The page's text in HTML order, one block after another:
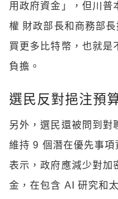
用政府資金」，但川普
權 財政部長和商務部
買更多比特幣，也就是
負擔。
選民反對挹注預
另外，選民還被問到對
維持 9 個潛在優先事
表示，政府應減少對加
金，在包含 AI 研究和